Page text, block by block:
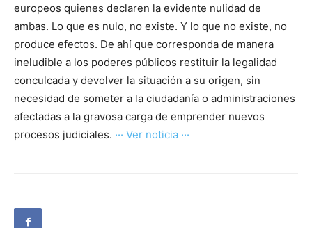
europeos quienes declaren la evidente nulidad de
ambas. Lo que es nulo, no existe. Y lo que no existe, no
produce efectos. De ahí que corresponda de manera
ineludible a los poderes públicos restituir la legalidad
conculcada y devolver la situación a su origen, sin
necesidad de someter a la ciudadanía o administraciones
afectadas a la gravosa carga de emprender nuevos
procesos judiciales. ··· Ver noticia ···